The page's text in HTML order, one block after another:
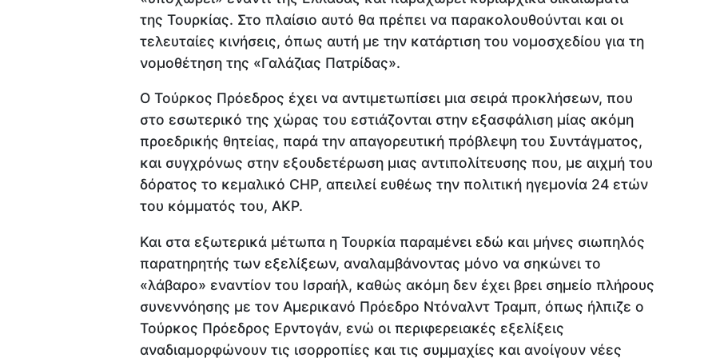
της Τουρκίας. Στο πλαίσιο αυτό θα πρέπει να παρακολουθούνται και οι
τελευταίες κινήσεις, όπως αυτή με την κατάρτιση του νομοσχεδίου για τη
νομοθέτηση της «Γαλάζιας Πατρίδας».
Ο Τούρκος Πρόεδρος έχει να αντιμετωπίσει μια σειρά προκλήσεων, που
στο εσωτερικό της χώρας του εστιάζονται στην εξασφάλιση μίας ακόμη
προεδρικής θητείας, παρά την απαγορευτική πρόβλεψη του Συντάγματος,
και συγχρόνως στην εξουδετέρωση μιας αντιπολίτευσης που, με αιχμή του
δόρατος το κεμαλικό CHP, απειλεί ευθέως την πολιτική ηγεμονία 24 ετών
του κόμματός του, ΑΚΡ.
Και στα εξωτερικά μέτωπα η Τουρκία παραμένει εδώ και μήνες σιωπηλός
παρατηρητής των εξελίξεων, αναλαμβάνοντας μόνο να σηκώνει το
«λάβαρο» εναντίον του Ισραήλ, καθώς ακόμη δεν έχει βρει σημείο πλήρους
συνεννόησης με τον Αμερικανό Πρόεδρο Ντόναλντ Τραμπ, όπως ήλπιζε ο
Τούρκος Πρόεδρος Ερντογάν, ενώ οι περιφερειακές εξελίξεις
αναδιαμορφώνουν τις ισορροπίες και τις συμμαχίες και ανοίγουν νέες